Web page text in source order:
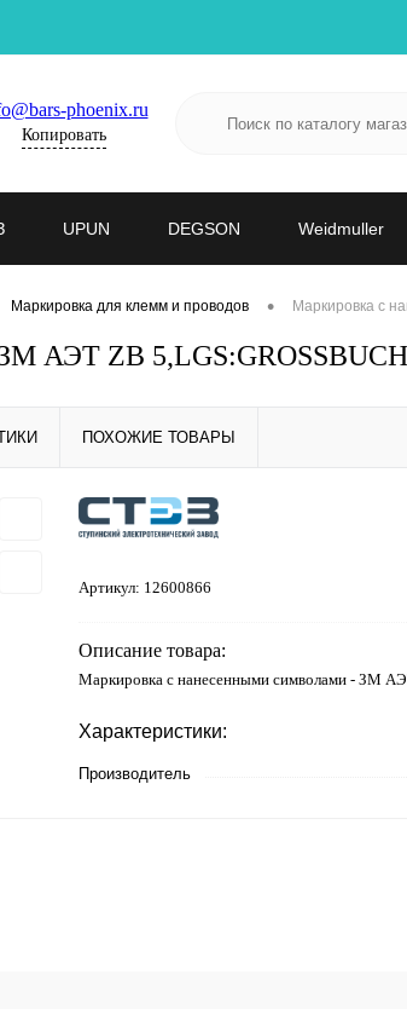
phoenix.ru
Копировать
UPUN DEGSON Weidmuller
Маркировка для клемм и проводов • Маркировка с
АЭТ ZB
ПОХОЖИЕ ТОВАРЫ
Артикул: 12600866
Описание товара:
Маркировка с нанесенными символами - ЗМ
Характеристики:
Производитель